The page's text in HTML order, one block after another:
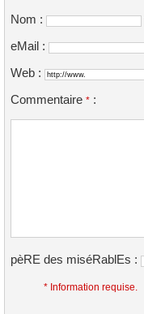
Nom :
eMail :
Web :
Commentaire * :
pèRE des miséRablEs :
* Information requise.